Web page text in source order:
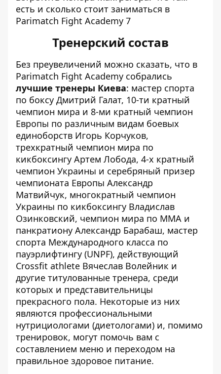
Тренерский состав
Без преувеличений можно сказать, что в
Parimatch Fight Academy собрались
лучшие тренеры Киева: мастер спорта
по боксу Дмитрий Галат, 10-ти кратный
чемпион мира и 8-ми кратный чемпион
Европы по различным видам боевых
единоборств Игорь Корчуков,
трехкратный чемпион мира по
кикбоксингу Артем Лобода, 4-х кратный
чемпион Украины и серебряный призер
чемпионата Европы Александр
Матвийчук, многократный чемпион
Украины по кикбоксингу Владислав
Озинковский, чемпион мира по ММА и
панкратиону Александр Барабаш, мастер
спорта Международного класса по
пауэрлифтингу (UNPF), действующий
Crossfit athlete Вячеслав Волейник и
другие титулованные тренера, среди
которых и представительницы
прекрасного пола. Некоторые из них
являются профессиональными
нутрициологами (диетологами) и, помимо
тренировок, могут помочь вам с
составлением меню и переходом на
правильное здоровое питание.